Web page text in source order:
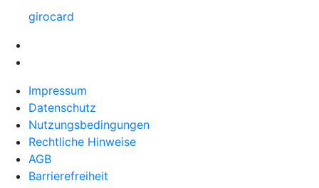
girocard
Impressum
Datenschutz
Nutzungsbedingungen
Rechtliche Hinweise
AGB
Barrierefreiheit